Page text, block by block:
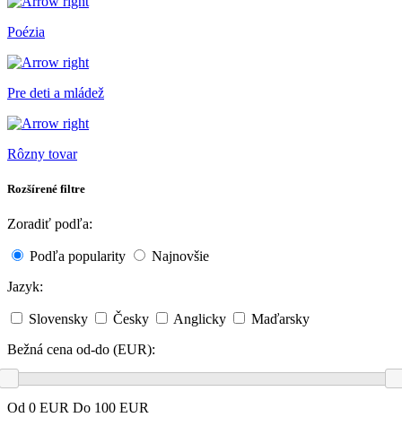
Poézia
Pre deti a mládež
Rôzny tovar
Rozšírené filtre
Zoradiť podľa:
Podľa popularity
Najnovšie
Jazyk:
Slovensky Česky Anglicky
Maďarsky
Bežná cena od-do (EUR):
Od 0 EUR Do 100 EUR